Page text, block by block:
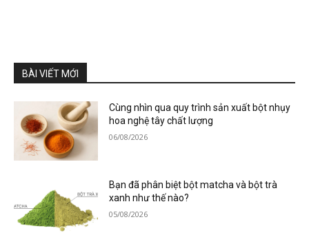
BÀI VIẾT MỚI
Cùng nhìn qua quy trình sản xuất bột nhụy
hoa nghệ tây chất lượng
06/08/2026
Bạn đã phân biệt bột matcha và bột trà
xanh như thế nào?
05/08/2026